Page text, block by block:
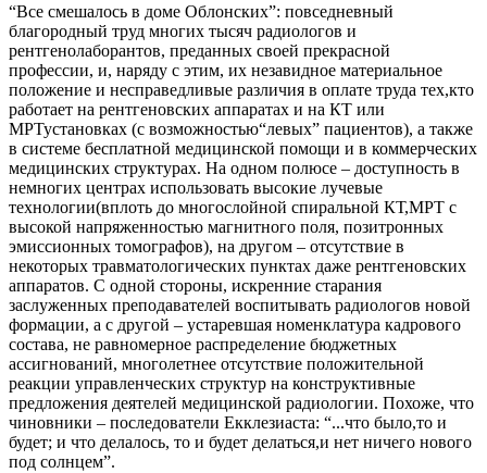
“Все смешалось в доме Облонских”: повседневный
благородный труд многих тысяч радиологов и
рентгенолаборантов, преданных своей прекрасной
профессии, и, наряду с этим, их незавидное материальное
положение и несправедливые различия в оплате труда тех,кто
работает на рентгеновских аппаратах и на КТ или
МРТустановках (с возможностью“левых” пациентов), а также
в системе бесплатной медицинской помощи и в коммерческих
медицинских структурах. На одном полюсе – доступность в
немногих центрах использовать высокие лучевые
технологии(вплоть до многослойной спиральной КТ,МРТ с
высокой напряженностью магнитного поля, позитронных
эмиссионных томографов), на другом – отсутствие в
некоторых травматологических пунктах даже рентгеновских
аппаратов. С одной стороны, искренние старания
заслуженных преподавателей воспитывать радиологов новой
формации, а с другой – устаревшая номенклатура кадрового
состава, не равномерное распределение бюджетных
ассигнований, многолетнее отсутствие положительной
реакции управленческих структур на конструктивные
предложения деятелей медицинской радиологии. Похоже, что
чиновники – последователи Екклезиаста: “...что было,то и
будет; и что делалось, то и будет делаться,и нет ничего нового
под солнцем”.